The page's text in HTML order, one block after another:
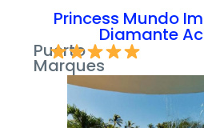
Princess Mundo
Diamante
Puerto
Marques